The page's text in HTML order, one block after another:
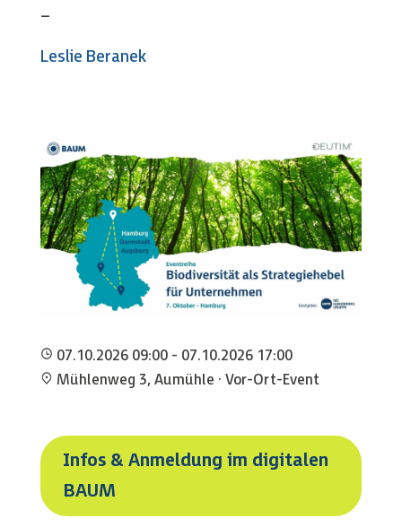
–
Leslie Beranek
07.10.2026 09:00 - 07.10.2026 17:00
Mühlenweg 3, Aumühle · Vor-Ort-Event
Infos & Anmeldung im digitalen
BAUM